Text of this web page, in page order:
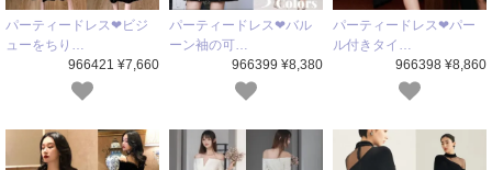
パーティードレス❤ビジ
ューをちり…
966421 ¥7,660
パーティードレス❤バル
ーン袖の可…
966399 ¥8,380
パーティードレス❤パー
ル付きタイ…
966398 ¥8,860